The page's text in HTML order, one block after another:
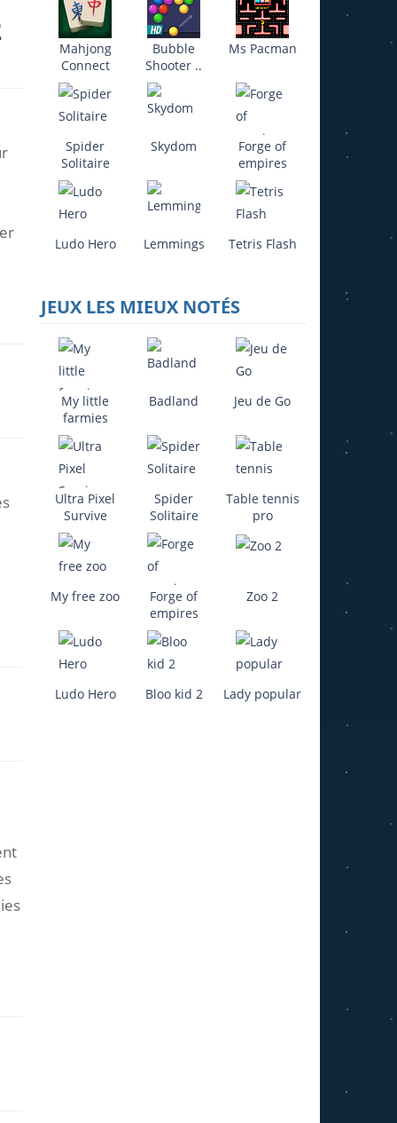
Mahjong
Connect
Bubble
Shooter ..
Ms Pacman
Spider
Solitaire
Skydom
Forge of
empires
Ludo Hero Lemmings Tetris Flash
JEUX LES MIEUX NOTÉS
My little
farmies
Badland Jeu de Go
Ultra Pixel
Survive
Spider
Solitaire
Table tennis
pro
My free zoo
Forge of
empires
Zoo 2
Ludo Hero Bloo kid 2 Lady popular